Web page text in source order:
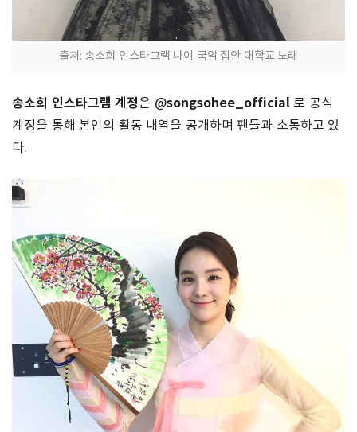
출처: 송소희 인스타그램 나이 국악 집안 대학교 노래
송소희 인스타그램 계정은 @songsohee_official 로 공식
계정을 통해 본인의 활동 내역을 공개하며 팬들과 소통하고 있
다.